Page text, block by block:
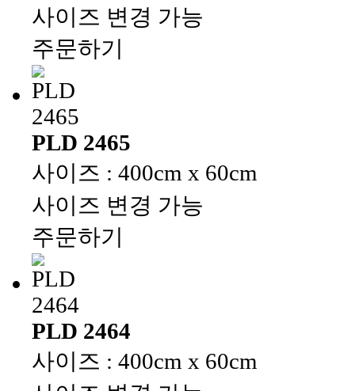
사이즈 변경 가능
주문하기
PLD 2465
사이즈 : 400cm x 60cm
사이즈 변경 가능
주문하기
PLD 2464
사이즈 : 400cm x 60cm